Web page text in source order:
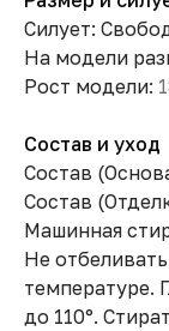
Силует:
На модели
Рост модели:
Состав и уход
Состав
Состав
Машинная
Не
температуре.
до 110°.